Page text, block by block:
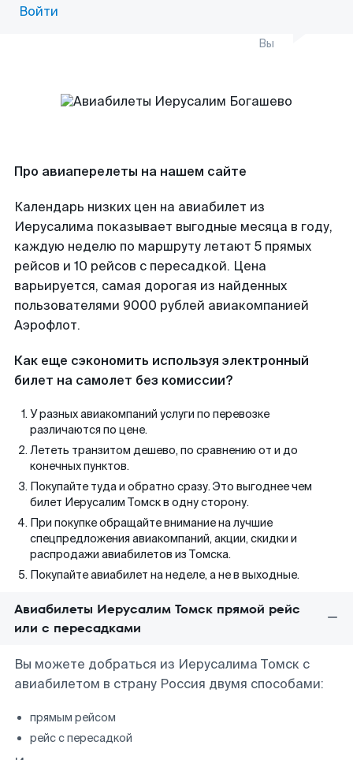
Войти
Вы
Про авиаперелеты на нашем сайте
Календарь низких цен на авиабилет из
Иерусалима показывает выгодные месяца в году,
каждую неделю по маршруту летают 5 прямых
рейсов и 10 рейсов с пересадкой. Цена
варьируется, самая дорогая из найденных
пользователями 9000 рублей авиакомпанией
Аэрофлот.
Как еще сэкономить используя электронный
билет на самолет без комиссии?
У разных авиакомпаний услуги по перевозке
различаются по цене.
Лететь транзитом дешево, по сравнению от и до
конечных пунктов.
Покупайте туда и обратно сразу. Это выгоднее чем
билет Иерусалим Томск в одну сторону.
При покупке обращайте внимание на лучшие
спецпредложения авиакомпаний, акции, скидки и
распродажи авиабилетов из Томска.
Покупайте авиабилет на неделе, а не в выходные.
Авиабилеты Иерусалим Томск прямой рейс
или с пересадками
Вы можете добраться из Иерусалима Томск с
авиабилетом в страну Россия двумя способами:
прямым рейсом
рейс с пересадкой